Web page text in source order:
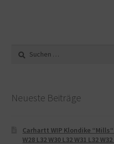
Suche
nach:
Neueste Beiträge
Carhartt WIP Klondike
W28 L32 W30 L32 W31 L32